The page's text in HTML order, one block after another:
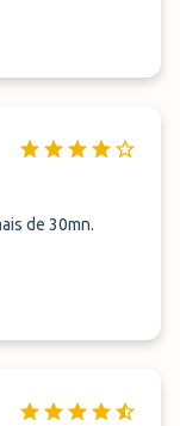
de 30mn.